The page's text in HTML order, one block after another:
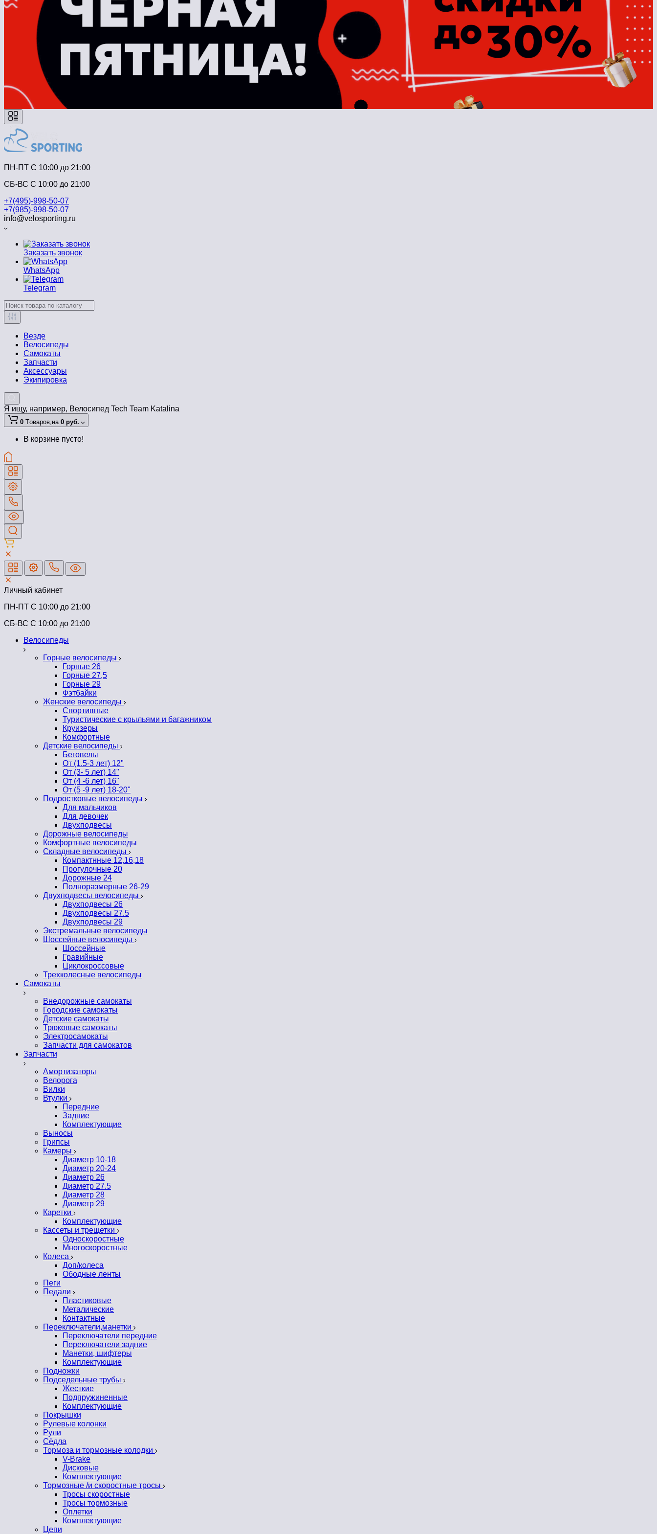
ПН-ПТ C 10:00 до 21:00
СБ-ВС С 10:00 до 21:00
+7(495)-998-50-07
+7(985)-998-50-07
info@velosporting.ru
Заказать звонок
WhatsApp
Telegram
Везде
Велосипеды
Самокаты
Запчасти
Аксессуары
Экипировка
Я ищу, например, Велосипед Tech Team Katalina
0 Tоваров,на 0 руб.
В корзине пусто!
Личный кабинет
ПН-ПТ C 10:00 до 21:00
СБ-ВС С 10:00 до 21:00
Велосипеды
Горные велосипеды
Горные 26
Горные 27,5
Горные 29
Фэтбайки
Женские велосипеды
Спортивные
Туристические с крыльями и багажником
Круизеры
Комфортные
Детские велосипеды
Беговелы
От (1.5-3 лет) 12"
От (3- 5 лет) 14"
От (4 -6 лет) 16"
От (5 -9 лет) 18-20"
Подростковые велосипеды
Для мальчиков
Для девочек
Двухподвесы
Дорожные велосипеды
Комфортные велосипеды
Складные велосипеды
Компактнные 12,16,18
Прогулочные 20
Дорожные 24
Полноразмерные 26-29
Двухподвесы велосипеды
Двухподвесы 26
Двухподвесы 27.5
Двухподвесы 29
Экстремальные велосипеды
Шоссейные велосипеды
Шоссейные
Гравийные
Циклокроссовые
Трехколесные велосипеды
Самокаты
Внедорожные самокаты
Городские самокаты
Детские самокаты
Трюковые самокаты
Электросамокаты
Запчасти для самокатов
Запчасти
Амортизаторы
Велорога
Вилки
Втулки
Передние
Задние
Комплектующие
Выносы
Грипсы
Камеры
Диаметр 10-18
Диаметр 20-24
Диаметр 26
Диаметр 27.5
Диаметр 28
Диаметр 29
Каретки
Комплектующие
Кассеты и трещетки
Односкоростные
Многоскоростные
Колеса
Доп/колеса
Ободные ленты
Пеги
Педали
Пластиковые
Металические
Контактные
Переключатели,манетки
Переключатели передние
Переключатели задние
Манетки, шифтеры
Комплектующие
Подножки
Подседельные трубы
Жесткие
Подпружиненные
Комплектующие
Покрышки
Рулевые колонки
Рули
Сёдла
Тормоза и тормозные колодки
V-Brake
Дисковые
Комплектующие
Тормозные /и скоростные тросы
Тросы скоростные
Тросы тормозные
Оплетки
Комплектующие
Цепи